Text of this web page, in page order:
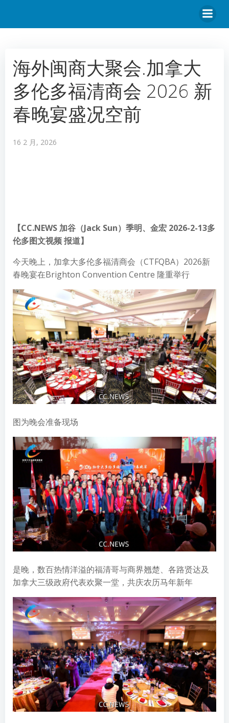
海外闽商大聚会.加拿大
多伦多福清商会 2026 新
春晚宴盛况空前
16 2 月, 2026
【CC.NEWS 加谷（Jack Sun）季明、金宏 2026-2-13多
伦多图文视频 报道】
今天晚上，加拿大多伦多福清商会（CTFQBA）2026新
春晚宴在Brighton Convention Centre 隆重举行
图为晚会准备现场
是晚，数百热情洋溢的福清哥与商界翘楚、各路贤达及
加拿大三级政府代表欢聚一堂，共庆农历马年新年